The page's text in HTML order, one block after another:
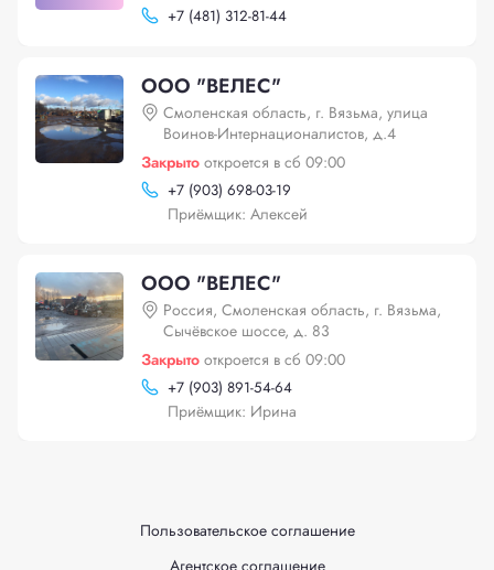
+7 (481) 312-81-44
ООО "ВЕЛЕС"
Смоленская область, г. Вязьма, улица
Воинов-Интернационалистов, д.4
Закрыто откроется в сб 09:00
+7 (903) 698-03-19
Приёмщик: Алексей
ООО "ВЕЛЕС"
Россия, Смоленская область, г. Вязьма,
Сычёвское шоссе, д. 83
Закрыто откроется в сб 09:00
+7 (903) 891-54-64
Приёмщик: Ирина
Пользовательское соглашение
Агентское соглашение